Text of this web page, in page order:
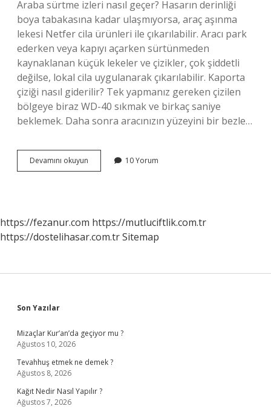
Araba sürtme izleri nasıl geçer? Hasarın derinliği
boya tabakasına kadar ulaşmıyorsa, araç aşınma
lekesi Netfer cila ürünleri ile çıkarılabilir. Aracı park
ederken veya kapıyı açarken sürtünmeden
kaynaklanan küçük lekeler ve çizikler, çok şiddetli
değilse, lokal cila uygulanarak çıkarılabilir. Kaporta
çiziği nasıl giderilir? Tek yapmanız gereken çizilen
bölgeye biraz WD-40 sıkmak ve birkaç saniye
beklemek. Daha sonra aracınızın yüzeyini bir bezle…
Devamını okuyun
Çiziklerini
10 Yorum
https://fezanur.com https://mutluciftlik.com.tr
https://dostelihasar.com.trSitemap
Sidebar
Son Yazılar
Mizaçlar Kur’an’da geçiyor mu ?
Ağustos 10, 2026
Tevahhuş etmek ne demek ?
Ağustos 8, 2026
Kağıt Nedir Nasıl Yapılır ?
Ağustos 7, 2026